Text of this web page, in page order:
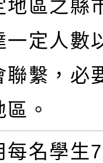
地區之縣
一定人數
聯繫，必
。
每名學生